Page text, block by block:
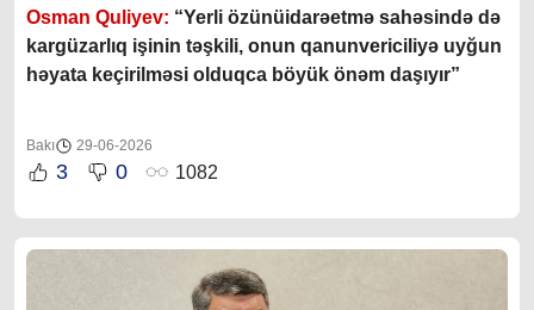
Osman Quliyev: “Yerli özünüidarəetmə sahəsində də
kargüzarlıq işinin təşkili, onun qanunvericiliyə uyğun
həyata keçirilməsi olduqca böyük önəm daşıyır”
Bakı 29-06-2026
3 0 1082